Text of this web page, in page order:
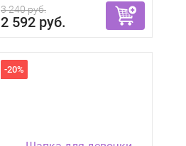
3 240 руб.
2 592 руб.
-20%